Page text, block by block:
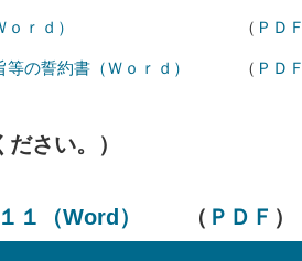
ｒｄ） （ ＰＤＦ
の誓約書（Ｗｏｒｄ） （ ＰＤＦ
さい。）
１（Word）
（ ＰＤＦ ）